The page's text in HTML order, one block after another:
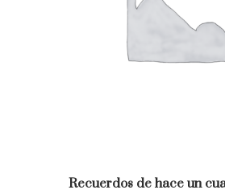
Recuerdos de hace un